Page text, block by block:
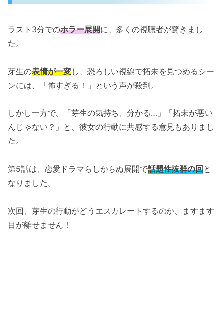
ラスト3分でのホラー展開に、多くの視聴者が驚きまし
た。
芽生の表情が一変し、恐ろしい視線で拓未を見つめるシー
ンには、「怖すぎる！」という声が殺到。
しかし一方で、「芽生の気持ち、分かる…」「拓未が悪い
んじゃない？」と、彼女の行動に共感する意見もありまし
た。
第5話は、恋愛ドラマらしからぬ展開で話題性抜群の回と
なりました。
次回、芽生の行動がどうエスカレートするのか、ますます
目が離せません！